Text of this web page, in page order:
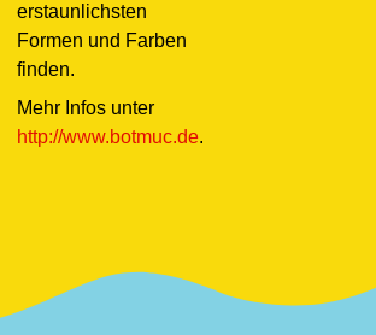
erstaunlichsten
Formen und Farben
finden.
Mehr Infos unter
http://www.botmuc.de.